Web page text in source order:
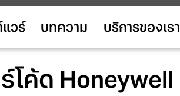
วร์ บทความ บริการของเรา
โค้ด Honeywell